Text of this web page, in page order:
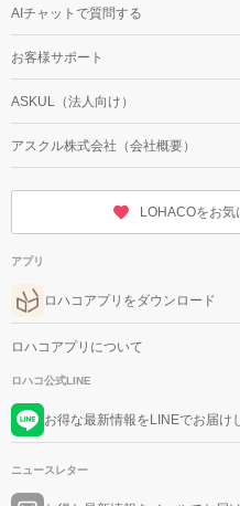
AIチャットで質問する
お客様サポート
ASKUL（法人向け）
アスクル株式会社（会社概要）
LOHACOをお
アプリ
ロハコアプリをダウンロード
ロハコアプリについて
ロハコ公式LINE
お得な最新情報をLINEでお届け
ニュースレター